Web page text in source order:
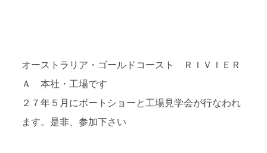
オーストラリア・ゴールドコースト ＲＩＶＩＥＲ
Ａ 本社・工場です
２７年５月にボートショーと工場見学会が行なわれ
ます。是非、参加下さい